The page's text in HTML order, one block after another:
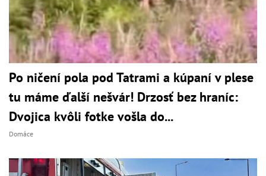
Po ničení pola pod Tatrami a kúpaní v plese
tu máme ďalší nešvár! Drzosť bez hraníc:
Dvojica kvôli fotke vošla do...
Domáce